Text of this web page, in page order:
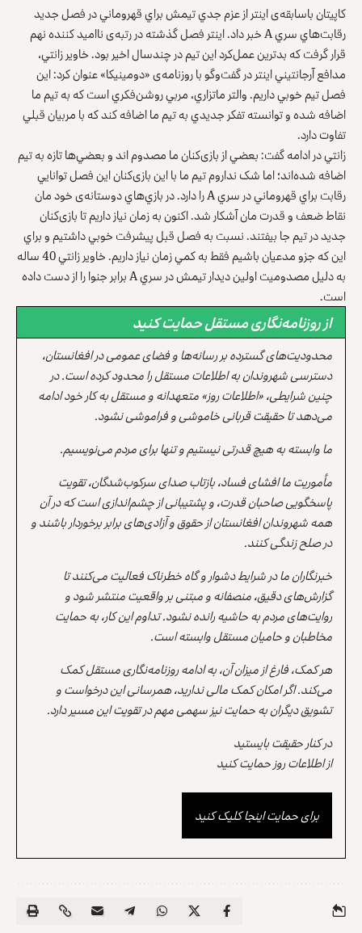
کاپيتان باسابقه‌ی اينتر از عزم جدي تيمش براي قهروماني در فصل جديد
رقابت‌هاي سري A خبر داد. اينتر فصل گذشته در رتبه‌ی نااميد کننده نهم
قرار گرفت که بدترين عمل‌کرد اين تيم در چند‌سال اخير بود. خاوير زانتي،
مدافع آرجانتيني اينتر در گفت‌وگو با روزنامه‌‌ی «دومينيکا» عنوان کرد: اين
فصل تيم خوبي داريم. والتر ماتزاري، مربي روشن‌فکري است که به تيم ما
اضافه شده و توانسته تفکر جديدي به تيم ما اضافه کند که با مربيان قبلي
تفاوت دارد.
زانتي در ادامه گفت: بعضي از بازی‌کنان ما مصدوم اند و بعضي‌ها تازه به تيم
اضافه شده‌اند؛ اما شک نداروم تيم ما با اين بازی‌کنان اين فصل توانايي
رقابت براي قهروماني در سري A را دارد. در بازي‌هاي دوستانه‌ی خود مان
نقاط ضعف و قدرت مان آشکار شد. اکنون به زمان نياز داريم تا بازی‌کنان
جديد در تيم جا بيفتند. نسبت به فصل قبل پيشرفت خوبي داشتيم و براي
اين که جزو مدعيان باشيم فقط به کمي زمان نياز داريم. خاوير زانتي 40 ساله
به دليل مصدوميت اولين ديدار تيمش در سري A برابر جنوا را از دست داده
است.
از روزنامه‌نگاری مستقل حمایت کنید
محدودیت‌های گسترده بر رسانه‌ها و فضای عمومی در افغانستان،
دسترسی شهروندان به اطلاعات مستقل را محدود کرده است. در
چنین شرایطی، «اطلاعات روز» متعهدانه و مستقل به کار خود ادامه
می‌دهد تا حقیقت قربانی خاموشی و فراموشی نشود.
ما وابسته به هیچ قدرتی نیستیم و تنها برای مردم می‌نویسیم.
مأموریت ما افشای فساد، بازتاب صدای سرکوب‌شدگان، تقویت
پاسخگویی صاحبان قدرت، و پشتیبانی از چشم‌اندازی است که در آن
همه شهروندان افغانستان از حقوق و آزادی‌های برابر برخوردار باشند و
در صلح زندگی کنند.
خبرنگاران ما در شرایط دشوار و گاه خطرناک فعالیت می‌کنند تا
گزارش‌های دقیق، منصفانه و مبتنی بر واقعیت منتشر شود و
روایت‌های مردم به حاشیه رانده نشود. تداوم این کار، به حمایت
مخاطبان و حامیان مستقل وابسته است.
هر کمک، فارغ از میزان آن، به ادامه روزنامه‌نگاری مستقل کمک
می‌کند. اگر امکان کمک مالی ندارید، همرسانی این درخواست و
تشویق دیگران به حمایت نیز سهمی مهم در تقویت این مسیر دارد.
در کنار حقیقت بایستید
از اطلاعات روز حمایت کنید
برای حمایت اینجا کلیک کنید